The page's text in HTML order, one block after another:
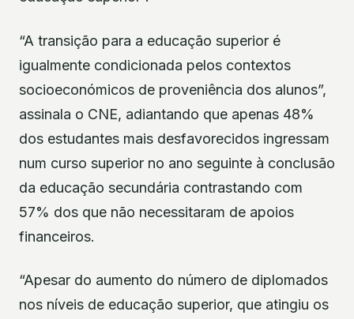
“A transição para a educação superior é
igualmente condicionada pelos contextos
socioeconómicos de proveniência dos alunos”,
assinala o CNE, adiantando que apenas 48%
dos estudantes mais desfavorecidos ingressam
num curso superior no ano seguinte à conclusão
da educação secundária contrastando com
57% dos que não necessitaram de apoios
financeiros.
“Apesar do aumento do número de diplomados
nos níveis de educação superior, que atingiu os